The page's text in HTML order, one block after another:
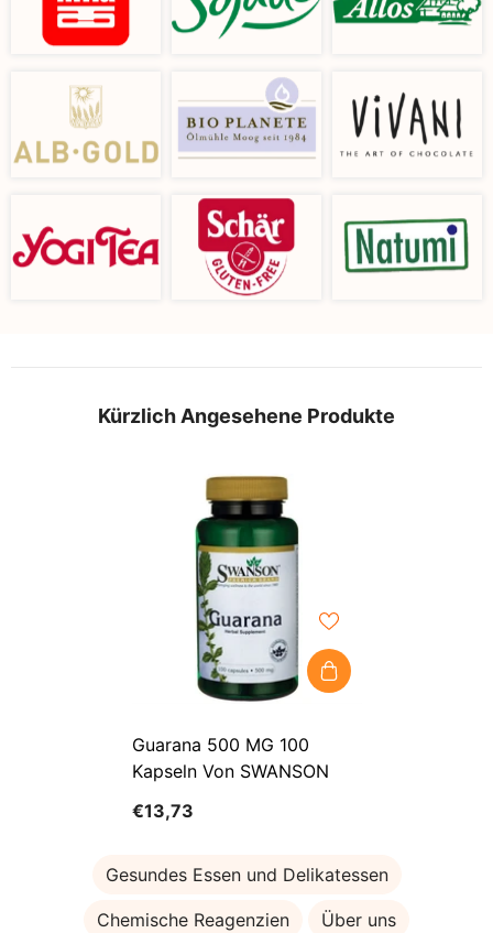
Kürzlich Angesehene Produkte
Guarana 500 MG 100
Kapseln Von SWANSON
€13,73
Gesundes Essen und Delikatessen
Chemische Reagenzien Über uns